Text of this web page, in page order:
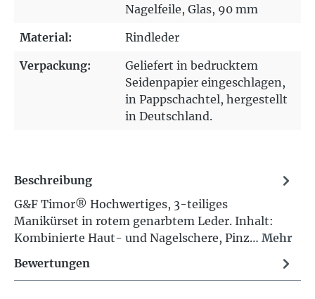
Nagelfeile, Glas, 90 mm
Material:
Rindleder
Verpackung:
Geliefert in bedrucktem
Seidenpapier eingeschlagen,
in Pappschachtel, hergestellt
in Deutschland.
Beschreibung
G&F Timor® Hochwertiges, 3-teiliges
Manikürset in rotem genarbtem Leder. Inhalt:
Kombinierte Haut- und Nagelschere, Pinz… Mehr
Bewertungen